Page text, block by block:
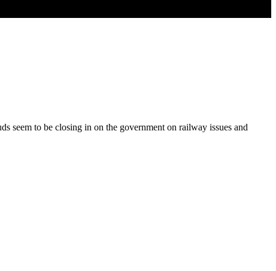
seem to be closing in on the government on railway issues and